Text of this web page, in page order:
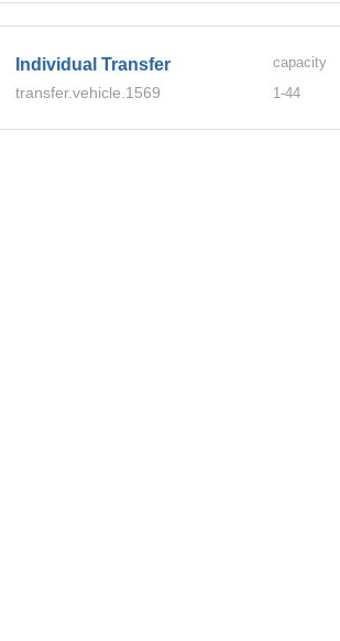
Individual Transfer
transfer.vehicle.1569
capacity
1-44